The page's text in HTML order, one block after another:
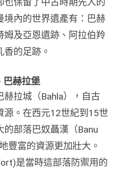
也保留了中古時期先人的
境內的世界遺產有：巴赫
姆及亞恩遺跡、阿拉伯羚
的足跡。
巴赫拉堡
赫拉城（Bahla），自古
源。在西元12世紀到15世
的部落巴奴聶漢（Banu
豐富的資源更加壯大。
是當時這部落防禦用的